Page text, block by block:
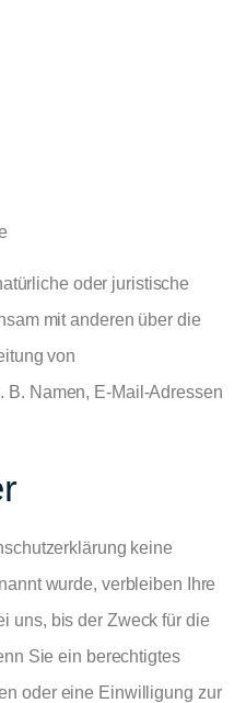
oder juristische
mit anderen über die
von
B. Namen, E-Mail-Adressen
keine
wurde, verbleiben Ihre
uns, bis der Zweck für die
Sie ein berechtigtes
oder eine Einwilligung zur